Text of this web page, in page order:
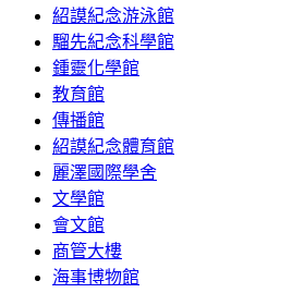
紹謨紀念游泳館
騮先紀念科學館
鍾靈化學館
教育館
傳播館
紹謨紀念體育館
麗澤國際學舍
文學館
會文館
商管大樓
海事博物館